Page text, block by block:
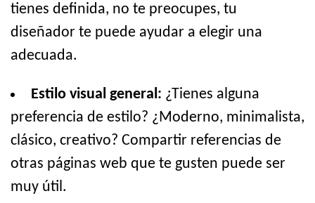
tienes definida, no te preocupes, tu
diseñador te puede ayudar a elegir una
adecuada.
Estilo visual general: ¿Tienes alguna
preferencia de estilo? ¿Moderno, minimalista,
clásico, creativo? Compartir referencias de
otras páginas web que te gusten puede ser
muy útil.